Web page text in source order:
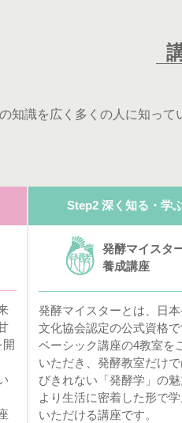
知識を広く多くの人に知っ
開
Step2 深く知る・学
発酵マイスタ
養成講座
発酵マイスターとは、日
文化協会認定の公式資格で
ベーシック講座の4教室を
いただき、発酵教室だけ
びきれない「発酵学」の
より生活に密着した形で
いただける講座です。